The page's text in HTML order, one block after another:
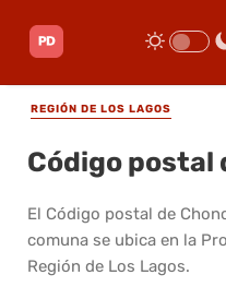
REGIÓN DE LOS LAGOS
Código postal
El Código postal de
comuna se ubica en la
Región de Los Lagos.